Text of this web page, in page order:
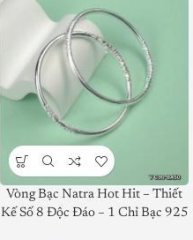
Vòng Bạc Natra Hot Hit – Thiết
Kế Số 8 Độc Đáo – 1 Chỉ Bạc 925